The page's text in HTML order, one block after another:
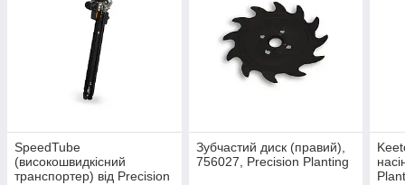
SpeedTube
(високошвидкісний
транспортер) від Precision
Зубчастий диск (правий),
756027, Precision Planting